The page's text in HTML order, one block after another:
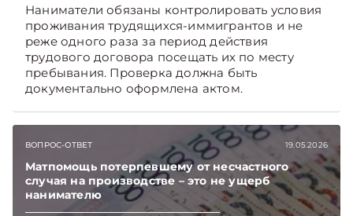
Наниматели обязаны контролировать условия
проживания трудящихся-иммигрантов и не
реже одного раза за период действия
трудового договора посещать их по месту
пребывания. Проверка должна быть
документально оформлена актом.
ВОПРОС-ОТВЕТ 19.05.2026
Матпомощь потерпевшему от несчастного
случая на производстве – это не ущерб
нанимателю